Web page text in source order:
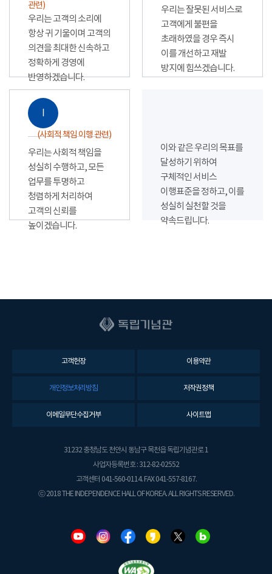
관련)
우리는 고객의 소리에
항상 귀 기울이며 고객의
의견을 최대한 신속하고
정확하게 경영에
반영하겠습니다.
우리는 잘못된 서비스로
고객에게 불편을
초래하였을 경우 즉시
이를 개선하고 재발
방지에 힘쓰겠습니다.
Ⅰ
(사회적 책임 이행 관련)
우리는 사회적 책임을
성실히 수행하고, 모든
업무를 투명하고
청렴하게 처리하여
고객의 신뢰를
높이겠습니다.
이와 같은 우리의 목표를
달성하기 위하여
구체적인 서비스
이행표준을 정하고, 이를
성실히 실천할 것을
약속드립니다.
고객헌장 이용약관
개인정보처리방침 저작권정책
이메일무단수집거부 사이트맵
31232 충청남도 천안시 동남구 목천읍 독립기념관로 1
사업자등록번호 : 312-82-02552
고객센터 041-560-0114. FAX 041-557-8167.
ⓒ 2018 THE INDEPENDENCE HALL OF KOREA. ALL RIGHTS RESERVED.